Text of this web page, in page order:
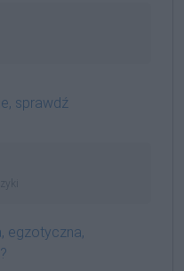
sprawdź
egzotyczna,